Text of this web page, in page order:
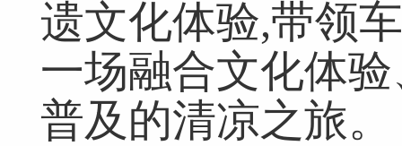
遗文化体验,带领
一场融合文化体
普及的清凉之旅。